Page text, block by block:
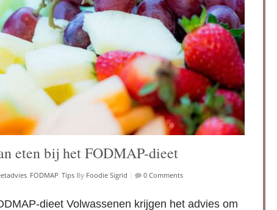
eten bij het FODMAP-dieet
FODMAP Tips By Foodie Sigrid 0 Comments
dieet Volwassenen krijgen het advies om